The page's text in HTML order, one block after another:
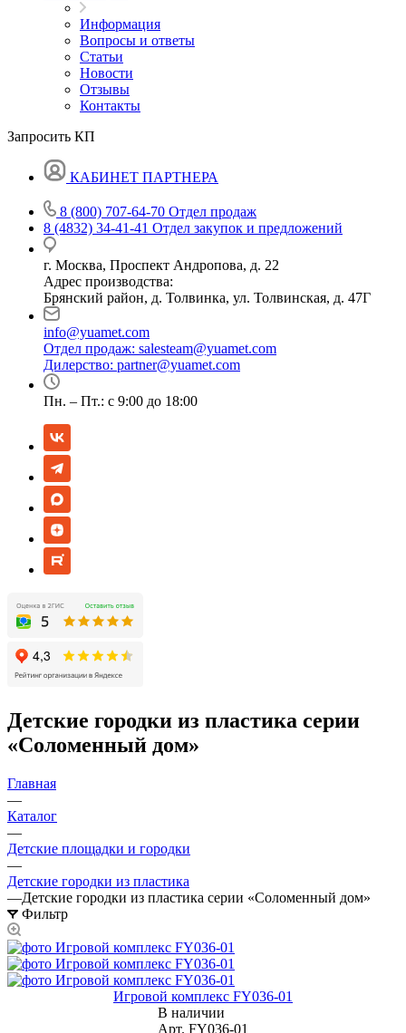
Информация
Вопросы и ответы
Статьи
Новости
Отзывы
Контакты
Запросить КП
КАБИНЕТ ПАРТНЕРА
8 (800) 707-64-70 Отдел продаж
8 (4832) 34-41-41 Отдел закупок и предложений
г. Москва, Проспект Андропова, д. 22
Адрес производства:
Брянский район, д. Толвинка, ул. Толвинская, д. 47Г
info@yuamet.com
Отдел продаж: salesteam@yuamet.com
Дилерство: partner@yuamet.com
Пн. – Пт.: с 9:00 до 18:00
Детские городки из пластика серии
«Соломенный дом»
Главная
—
Каталог
—
Детские площадки и городки
—
Детские городки из пластика
—Детские городки из пластика серии «Соломенный дом»
Фильтр
Игровой комплекс FY036-01
В наличии
Арт. FY036-01